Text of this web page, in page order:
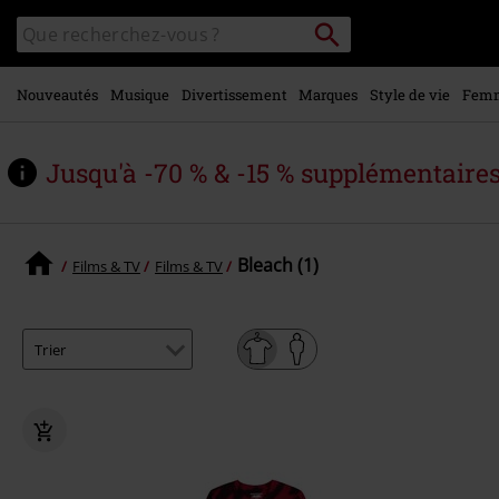
contenu
principal
Rechercher
sur
le
catalogue
Rechercher
Nouveautés Musique Divertissement Marques Style de vie
Jusqu'à -70 % & -15 %
Films & TV Films & TV Bleach (1)